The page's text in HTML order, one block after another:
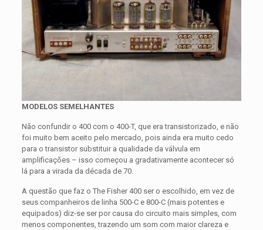
MODELOS SEMELHANTES
Não confundir o 400 com o 400-T, que era transistorizado, e não
foi muito bem aceito pelo mercado, pois ainda era muito cedo
para o transistor substituir a qualidade da válvula em
amplificações – isso começou a gradativamente acontecer só
lá para a virada da década de 70.
A questão que faz o The Fisher 400 ser o escolhido, em vez de
seus companheiros de linha 500-C e 800-C (mais potentes e
equipados) diz-se ser por causa do circuito mais simples, com
menos componentes, trazendo um som com maior clareza e